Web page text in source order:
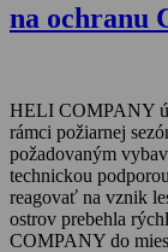
na ochranu
HELI COMPANY
rámci požiarnej
požadovaným
technickou
reagovať na vznik
ostrov prebehla
COMPANY do